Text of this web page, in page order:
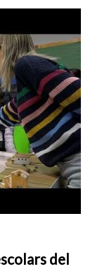
del